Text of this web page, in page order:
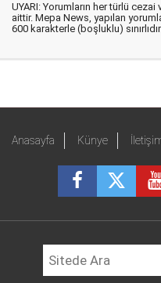
UYARI: Yorumların her türlü
aittir. Mepa News, yapılan
600 karakterle (boşluklu) sınırlıdır.
Anasayfa Künye